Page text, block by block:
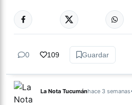
TUCUMÁN
0 109 Guardar
La Nota Tucumánhace 3 semanas